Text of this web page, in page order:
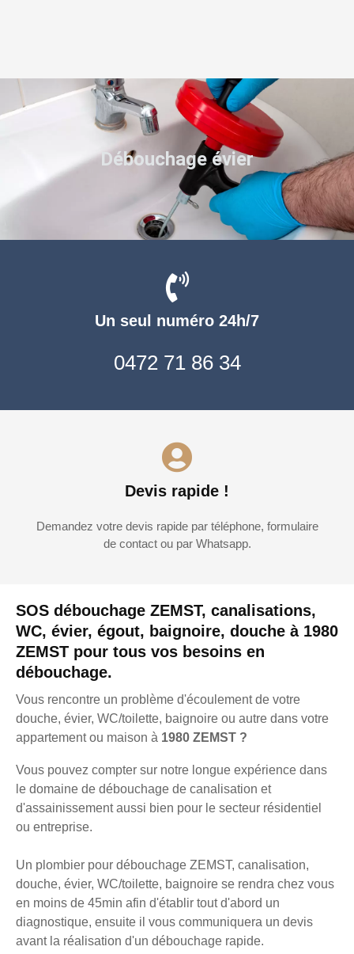
SOS débouchage ZEMST, canalisations,
WC, évier, égout, baignoire, douche à 1980
ZEMST pour tous vos besoins en
débouchage.
Vous rencontre un problème d'écoulement de votre
douche, évier, WC/toilette, baignoire ou autre dans votre
appartement ou maison à 1980 ZEMST ?
Vous pouvez compter sur notre longue expérience dans
le domaine de débouchage de canalisation et
d'assainissement aussi bien pour le secteur résidentiel
ou entreprise.
Un plombier pour débouchage ZEMST, canalisation,
douche, évier, WC/toilette, baignoire se rendra chez vous
en moins de 45min afin d'établir tout d'abord un
diagnostique, ensuite il vous communiquera un devis
avant la réalisation d'un débouchage rapide.
Un seul numéro 24h/7
0472 71 86 34
Devis rapide !
Demandez votre devis rapide par téléphone, formulaire
de contact ou par Whatsapp.
Débouchage évier